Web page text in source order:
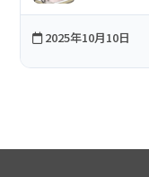
2025年10月10日